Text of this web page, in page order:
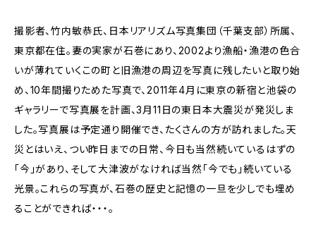
撮影者、竹内敏恭氏、日本リアリズム写真集団（千葉支部）所属、
東京都在住。妻の実家が石巻にあり、2002より漁船・漁港の色合
いが薄れていくこの町と旧漁港の周辺を写真に残したいと取り始
め、10年間撮りためた写真で、2011年4月に東京の新宿と池袋の
ギャラリーで写真展を計画、3月11日の東日本大震災が発災しま
した。写真展は予定通り開催でき、たくさんの方が訪れました。天
災とはいえ、つい昨日までの日常、今日も当然続いているはずの
「今」があり、そして大津波がなければ当然「今でも」続いている
光景。これらの写真が、石巻の歴史と記憶の一旦を少しでも埋め
ることができれば・・・。